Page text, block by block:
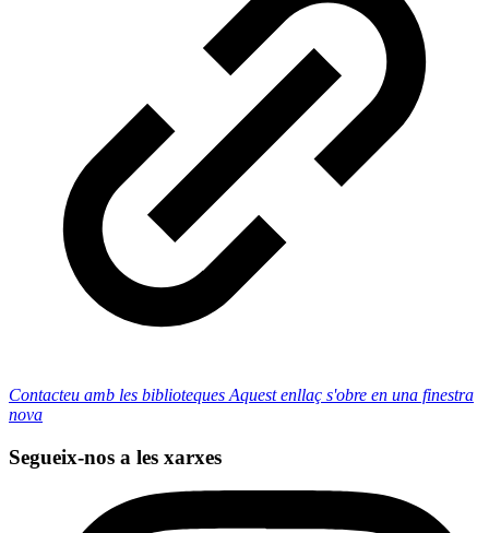
Contacteu amb les biblioteques Aquest enllaç s'obre en una finestra
nova
Segueix-nos a les xarxes